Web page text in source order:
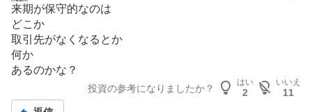
示
板
記
事
来期が保守的なのは
どこか
取引先がなくなるとか
何か
あるのかな？
投資の参考になりましたか？
はい
2
いいえ
11